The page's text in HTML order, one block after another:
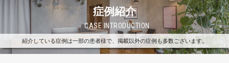
症例紹介
CASE INTRODUCTION
紹介している症例は一部の患者様で、掲載以外の症例も多数ございます。